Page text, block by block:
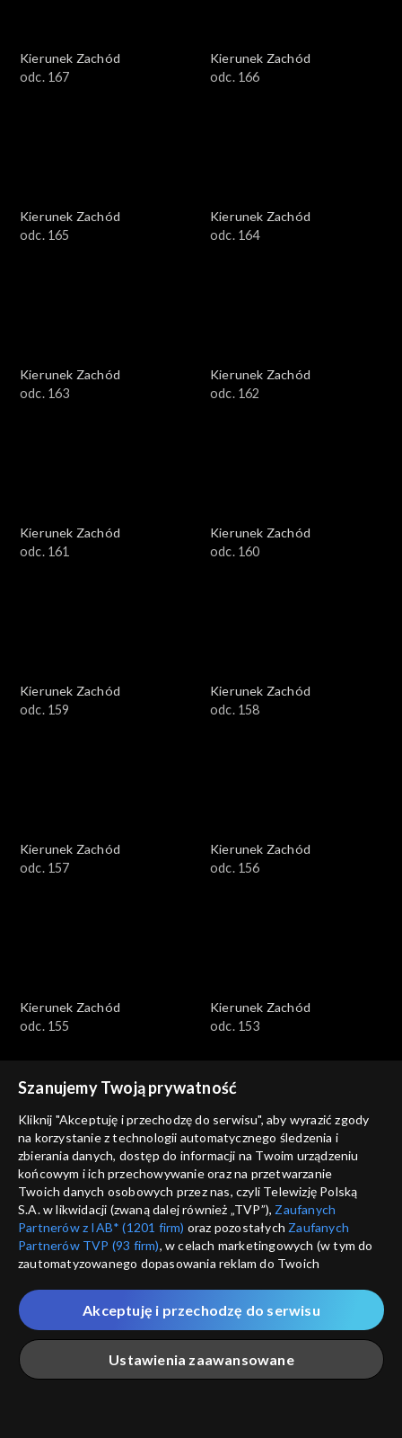
Kierunek Zachód
odc. 167
Kierunek Zachód
odc. 166
Kierunek Zachód
odc. 165
Kierunek Zachód
odc. 164
Kierunek Zachód
odc. 163
Kierunek Zachód
odc. 162
Kierunek Zachód
odc. 161
Kierunek Zachód
odc. 160
Kierunek Zachód
odc. 159
Kierunek Zachód
odc. 158
Kierunek Zachód
odc. 157
Kierunek Zachód
odc. 156
Kierunek Zachód
odc. 155
Kierunek Zachód
odc. 153
Kierunek Zachód
odc. 152
Kierunek Zachód
odc. 151
Kierunek Zachód
odc. 149
Kierunek Zachód
odc. 148
Szanujemy Twoją prywatność
Kliknij "Akceptuję i przechodzę do serwisu", aby wyrazić zgody
na korzystanie z technologii automatycznego śledzenia i
zbierania danych, dostęp do informacji na Twoim urządzeniu
końcowym i ich przechowywanie oraz na przetwarzanie
Twoich danych osobowych przez nas, czyli Telewizję Polską
S.A. w likwidacji (zwaną dalej również „TVP”), Zaufanych
Partnerów z IAB* (1201 firm) oraz pozostałych Zaufanych
Partnerów TVP (93 firm), w celach marketingowych (w tym do
zautomatyzowanego dopasowania reklam do Twoich
które wskazujemy poniżej, a także zgody na udostępnianie
przez nas identyfikatora PPID do Google.
Twoje dane osobowe zbierane podczas odwiedzania przez
Ciebie naszych
poszczególnych serwisówzwanych dalej
„Portalem”, w tym informacje zapisywane za pomocą
Ustawienia zaawansowane
Akceptuję i przechodzę do serwisu